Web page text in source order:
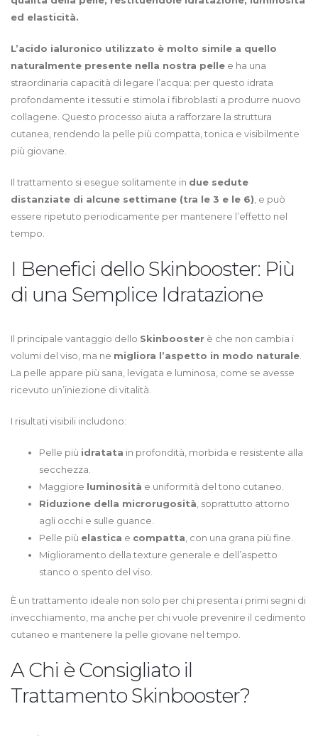
ed elasticità.
L’acido ialuronico utilizzato è molto simile a quello
naturalmente presente nella nostra pelle e ha una
straordinaria capacità di legare l’acqua: per questo idrata
profondamente i tessuti e stimola i fibroblasti a produrre nuovo
collagene. Questo processo aiuta a rafforzare la struttura
cutanea, rendendo la pelle più compatta, tonica e visibilmente
più giovane.
Il trattamento si esegue solitamente in due sedute
distanziate di alcune settimane (tra le 3 e le 6) , e può
essere ripetuto periodicamente per mantenere l’effetto nel
tempo.
I Benefici dello Skinbooster: Più
di una Semplice Idratazione
Il principale vantaggio dello Skinbooster è che non cambia i
volumi del viso, ma ne migliora l’aspetto in modo naturale
La pelle appare più sana, levigata e luminosa, come se avesse
ricevuto un’iniezione di vitalità.
I risultati visibili includono:
Pelle più idratata in profondità, morbida e resistente alla
secchezza.
Maggiore luminosità e uniformità del tono cutaneo.
Riduzione della microrugosità , soprattutto attorno
agli occhi e sulle guance.
Pelle più elastica e compatta , con una grana più fine.
Miglioramento della texture generale e dell’aspetto
stanco o spento del viso.
È un trattamento ideale non solo per chi presenta i primi segni di
invecchiamento, ma anche per chi vuole prevenire il cedimento
cutaneo e mantenere la pelle giovane nel tempo.
A Chi è Consigliato il
Trattamento Skinbooster?